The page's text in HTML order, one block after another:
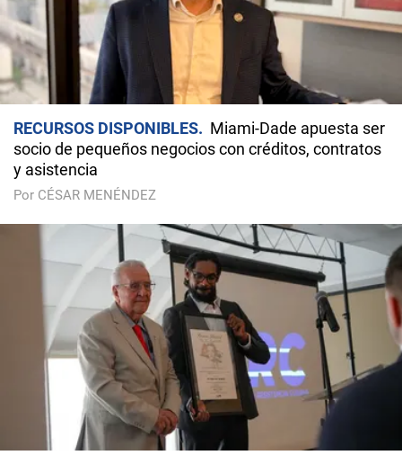
RECURSOS DISPONIBLES
Miami-Dade apuesta ser
socio de pequeños negocios con créditos, contratos
y asistencia
Por CÉSAR MENÉNDEZ